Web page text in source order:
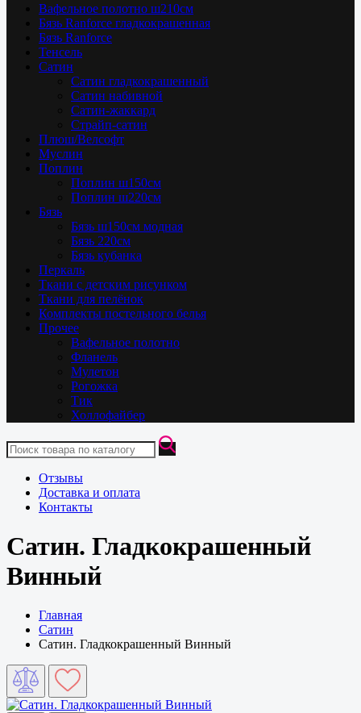
Вафельное полотно ш210см
Бязь Ranforce гладкокрашенная
Бязь Ranforce
Тенсель
Сатин
Сатин гладкокрашенный
Сатин набивной
Сатин-жаккард
Страйп-сатин
Плюш/Велсофт
Муслин
Поплин
Поплин ш150см
Поплин ш220см
Бязь
Бязь ш150см модная
Бязь 220см
Бязь кубанка
Перкаль
Ткани с детским рисунком
Ткани для пелёнок
Комплекты постельного белья
Прочее
Вафельное полотно
Фланель
Мулетон
Рогожка
Тик
Холлофайбер
Отзывы
Доставка и оплата
Контакты
Сатин. Гладкокрашенный
Винный
Главная
Сатин
Сатин. Гладкокрашенный Винный